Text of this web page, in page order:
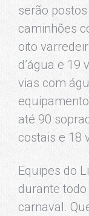
serão
caminhões
oito
d’água e 19
vias com
até 90
costais e 18
Equipes do
durante
carnaval.